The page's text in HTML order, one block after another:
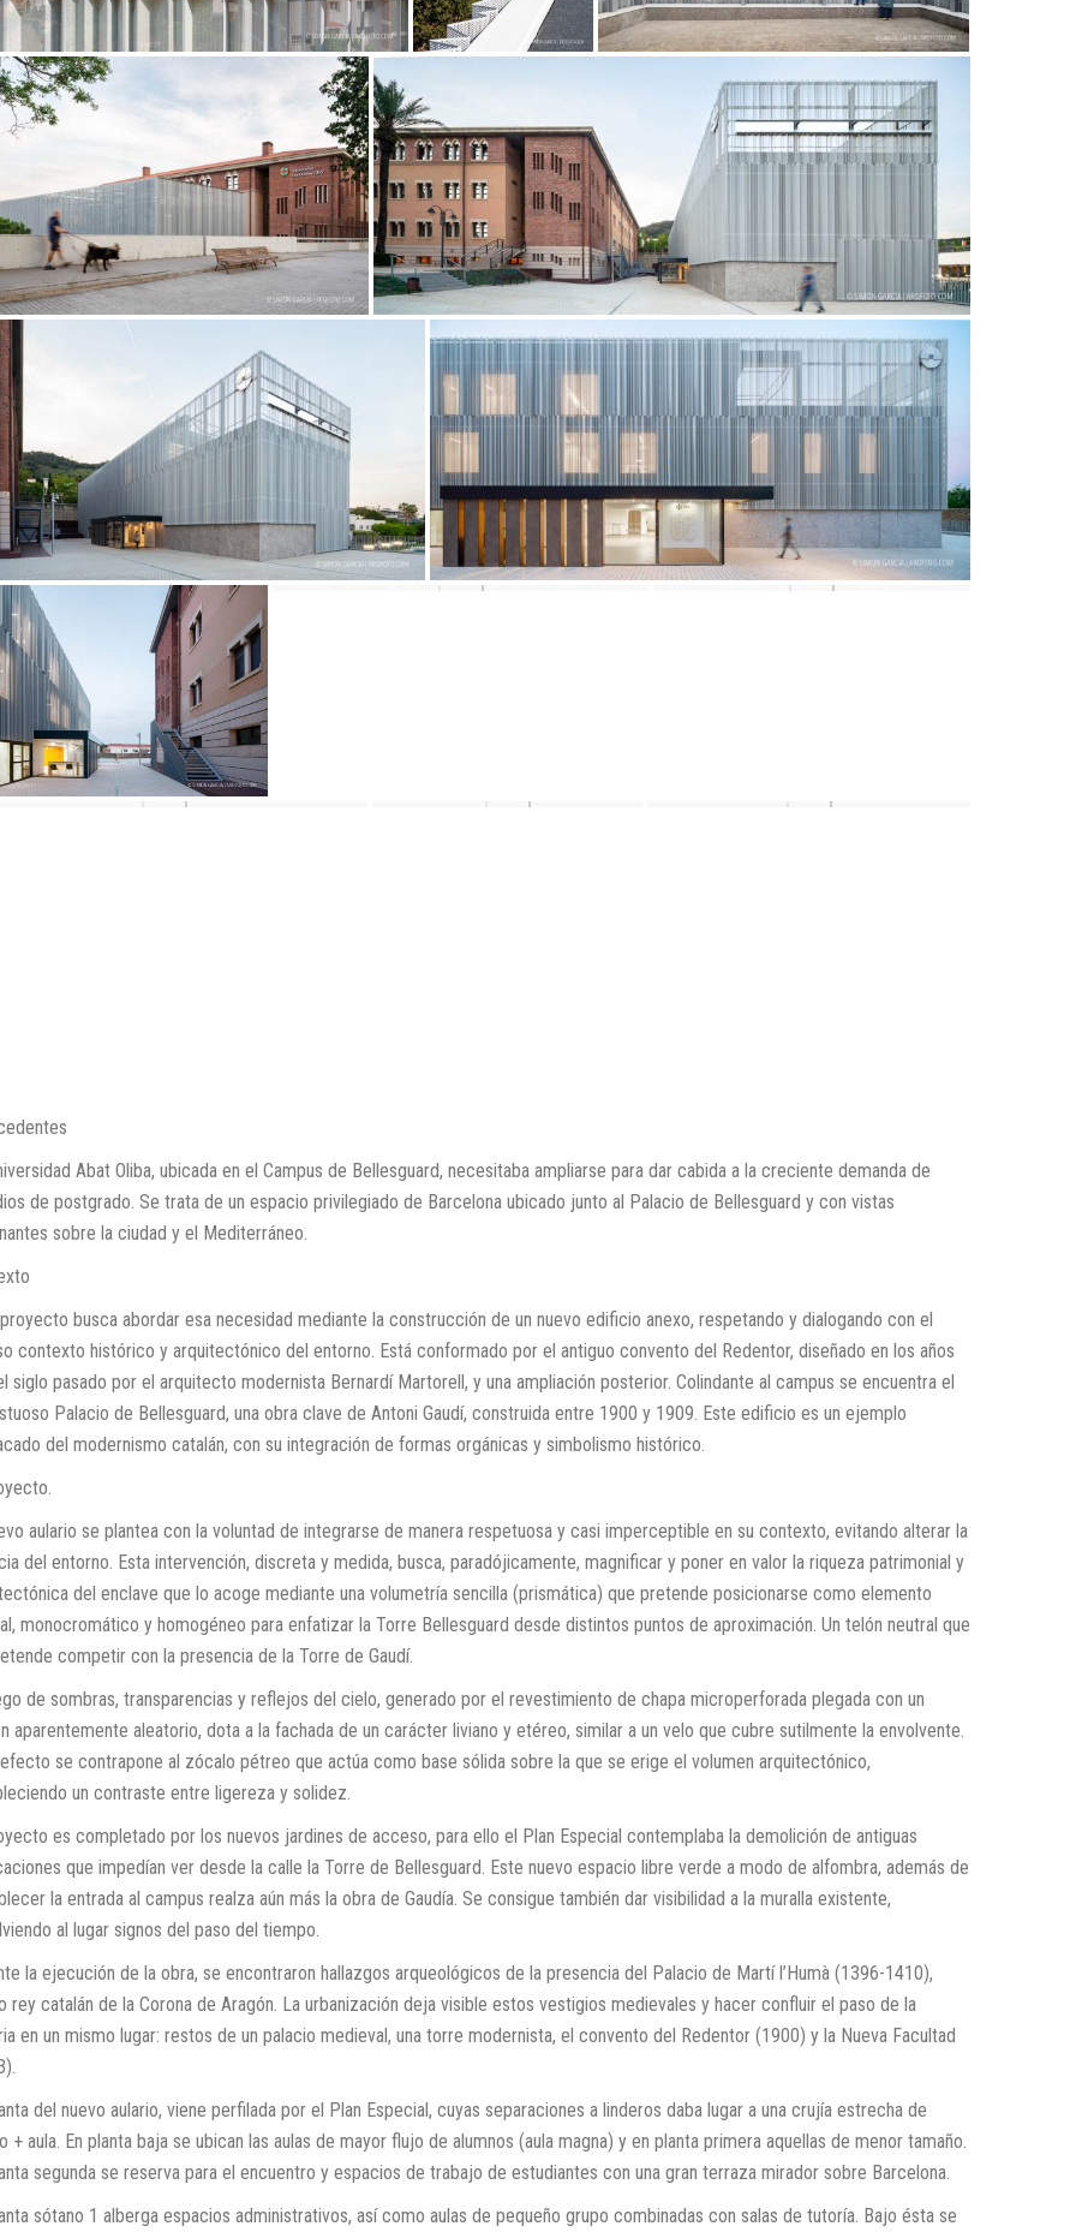
Abat Oliba, ubicada en el Campus de Bellesguard, necesitaba ampliarse para dar cabida a la creciente demanda de
de postgrado. Se trata de un espacio privilegiado de Barcelona ubicado junto al Palacio de Bellesguard y con vistas
sobre la ciudad y el Mediterráneo.
busca abordar esa necesidad mediante la construcción de un nuevo edificio anexo, respetando y dialogando con el
contexto histórico y arquitectónico del entorno. Está conformado por el antiguo convento del Redentor, diseñado en los años
siglo pasado por el arquitecto modernista Bernardí Martorell, y una ampliación posterior. Colindante al campus se encuentra el
Palacio de Bellesguard, una obra clave de Antoni Gaudí, construida entre 1900 y 1909. Este edificio es un ejemplo
del modernismo catalán, con su integración de formas orgánicas y simbolismo histórico.
aulario se plantea con la voluntad de integrarse de manera respetuosa y casi imperceptible en su contexto, evitando alterar la
del entorno. Esta intervención, discreta y medida, busca, paradójicamente, magnificar y poner en valor la riqueza patrimonial y
del enclave que lo acoge mediante una volumetría sencilla (prismática) que pretende posicionarse como elemento
monocromático y homogéneo para enfatizar la Torre Bellesguard desde distintos puntos de aproximación. Un telón neutral que
competir con la presencia de la Torre de Gaudí.
de sombras, transparencias y reflejos del cielo, generado por el revestimiento de chapa microperforada plegada con un
aparentemente aleatorio, dota a la fachada de un carácter liviano y etéreo, similar a un velo que cubre sutilmente la envolvente.
se contrapone al zócalo pétreo que actúa como base sólida sobre la que se erige el volumen arquitectónico,
un contraste entre ligereza y solidez.
es completado por los nuevos jardines de acceso, para ello el Plan Especial contemplaba la demolición de antiguas
que impedían ver desde la calle la Torre de Bellesguard. Este nuevo espacio libre verde a modo de alfombra, además de
la entrada al campus realza aún más la obra de Gaudía. Se consigue también dar visibilidad a la muralla existente,
al lugar signos del paso del tiempo.
la ejecución de la obra, se encontraron hallazgos arqueológicos de la presencia del Palacio de Martí l’Humà (1396-1410),
rey catalán de la Corona de Aragón. La urbanización deja visible estos vestigios medievales y hacer confluir el paso de la
en un mismo lugar: restos de un palacio medieval, una torre modernista, el convento del Redentor (1900) y la Nueva Facultad
del nuevo aulario, viene perfilada por el Plan Especial, cuyas separaciones a linderos daba lugar a una crujía estrecha de
+ aula. En planta baja se ubican las aulas de mayor flujo de alumnos (aula magna) y en planta primera aquellas de menor tamaño.
segunda se reserva para el encuentro y espacios de trabajo de estudiantes con una gran terraza mirador sobre Barcelona.
sótano 1 alberga espacios administrativos, así como aulas de pequeño grupo combinadas con salas de tutoría. Bajo ésta se